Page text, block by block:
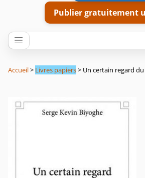
Publier gratuitement
Accueil> Livres papiers> Un certain regard